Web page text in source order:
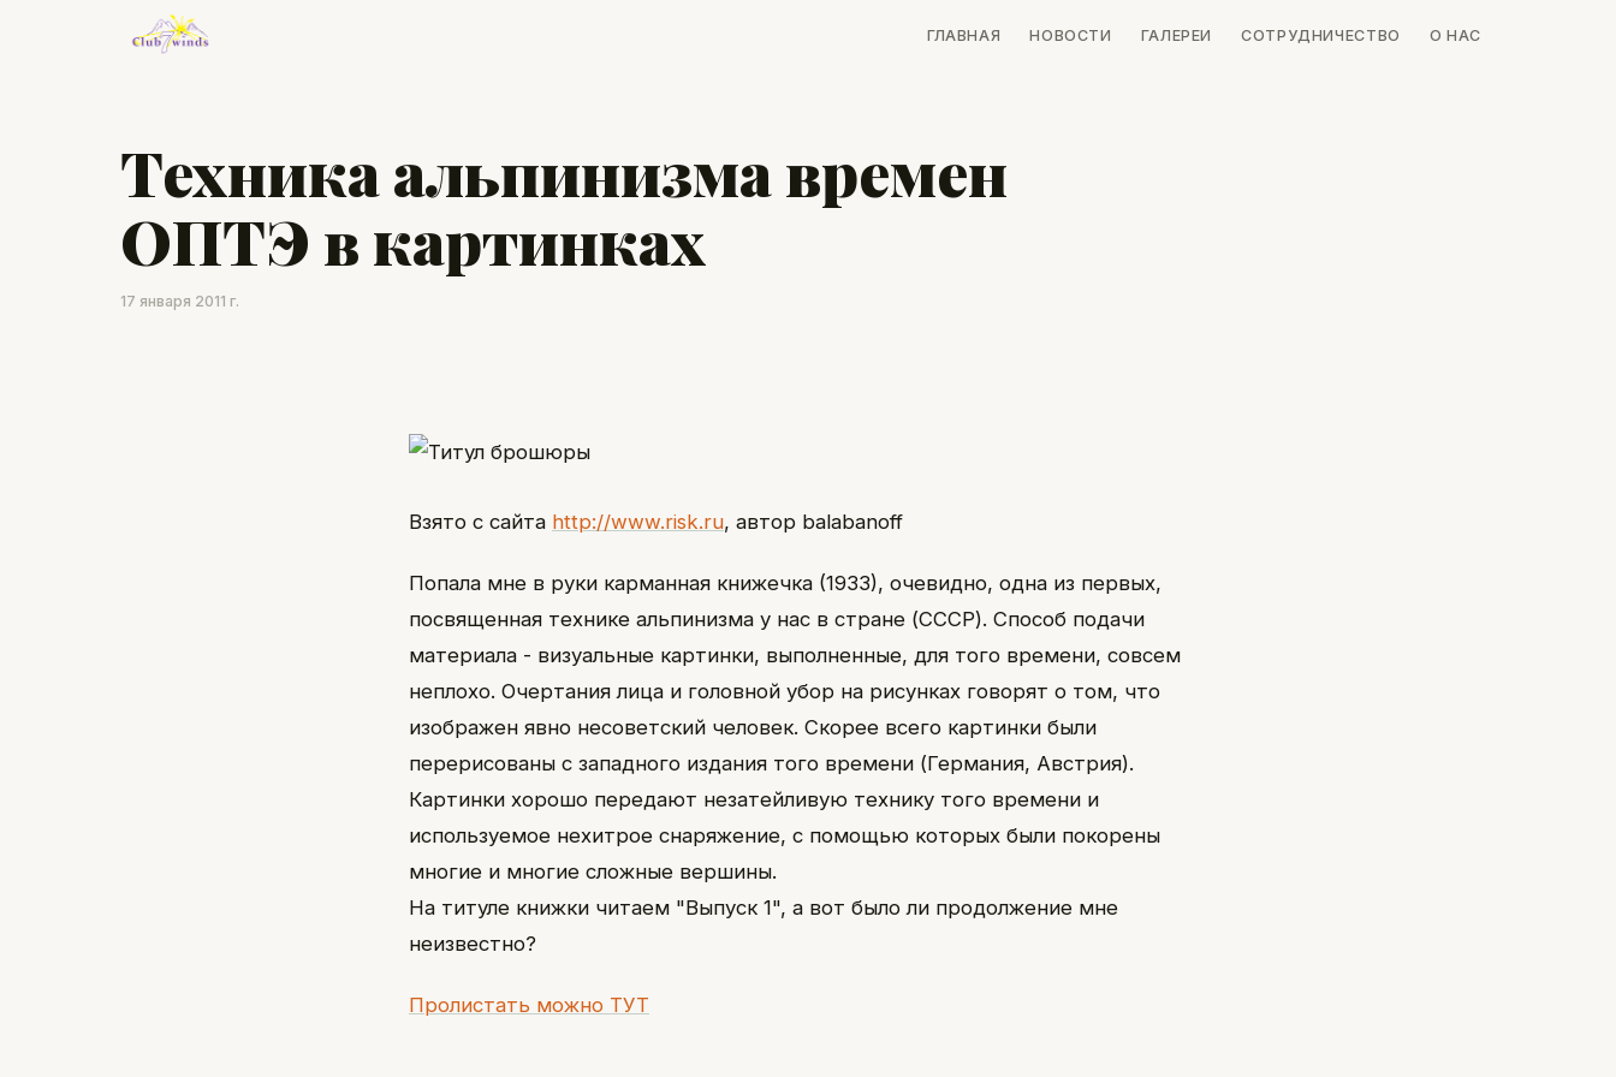
ГЛАВНАЯ НОВОСТИ ГАЛЕРЕИ СОТРУДНИЧЕСТВО О НАС
Техника альпинизма времен
ОПТЭ в картинках
17 января 2011 г.
Взято с сайта http://www.risk.ru, автор balabanoff
Попала мне в руки карманная книжечка (1933), очевидно, одна из первых,
посвященная технике альпинизма у нас в стране (СССР). Способ подачи
материала - визуальные картинки, выполненные, для того времени, совсем
неплохо. Очертания лица и головной убор на рисунках говорят о том, что
изображен явно несоветский человек. Скорее всего картинки были
перерисованы с западного издания того времени (Германия, Австрия).
Картинки хорошо передают незатейливую технику того времени и
используемое нехитрое снаряжение, с помощью которых были покорены
многие и многие сложные вершины.
На титуле книжки читаем "Выпуск 1", а вот было ли продолжение мне
неизвестно?
Пролистать можно ТУТ